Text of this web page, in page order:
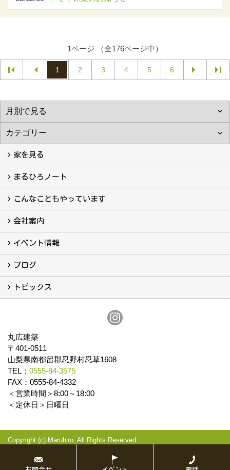
1ページ （全176ページ中）
1 2 3 4 5 6
家を見る
フォトギャラリー
現場レポート
完工事例
お客様の声
まるひろノート
真っ直ぐの家づくり
自慢の大工たち
こだわりの自然素材
快適な家のエッセンス
注文住宅ができるまで
こんなこともやっています
こんなこともやっています
会社案内
会社案内
まるひろの人
スタッフ紹介
プライバシーポリシー
イベント情報
イベント予告
イベント報告
ブログ
ブログ
トピックス
丸広建築
〒401-0511
山梨県南都留郡忍野村忍草1608
TEL： 0555-84-3575
FAX：0555-84-4332
＜営業時間＞8:00～18:00
＜定休日＞日曜日
Copyright (c) Maruhiro. All Rights Reserved.